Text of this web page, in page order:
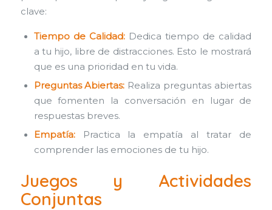
clave:
Tiempo de Calidad:Dedica tiempo de calidad
a tu hijo, libre de distracciones. Esto le mostrará
que es una prioridad en tu vida.
Preguntas Abiertas: Realiza preguntas abiertas
que fomenten la conversación en lugar de
respuestas breves.
Empatía:Practica la empatía al tratar de
comprender las emociones de tu hijo.
Juegos y Actividades
Conjuntas